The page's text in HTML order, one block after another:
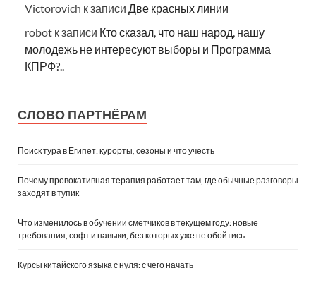
Victorovich к записи Две красных линии
robot к записи Кто сказал, что наш народ, нашу
молодежь не интересуют выборы и Программа
КПРФ?..
СЛОВО ПАРТНЁРАМ
Поиск тура в Египет: курорты, сезоны и что учесть
Почему провокативная терапия работает там, где обычные разговоры
заходят в тупик
Что изменилось в обучении сметчиков в текущем году: новые
требования, софт и навыки, без которых уже не обойтись
Курсы китайского языка с нуля: с чего начать